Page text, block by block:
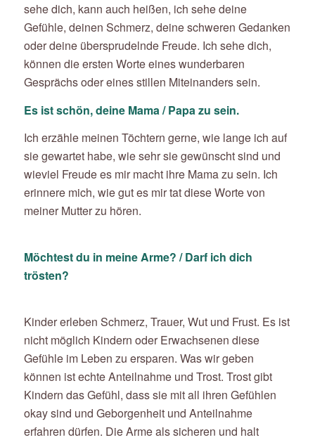
sehe dich, kann auch heißen, ich sehe deine
Gefühle, deinen Schmerz, deine schweren Gedanken
oder deine übersprudelnde Freude. Ich sehe dich,
können die ersten Worte eines wunderbaren
Gesprächs oder eines stillen Miteinanders sein.
Es ist schön, deine Mama / Papa zu sein.
Ich erzähle meinen Töchtern gerne, wie lange ich auf
sie gewartet habe, wie sehr sie gewünscht sind und
wieviel Freude es mir macht ihre Mama zu sein. Ich
erinnere mich, wie gut es mir tat diese Worte von
meiner Mutter zu hören.
Möchtest du in meine Arme? / Darf ich dich
trösten?
Kinder erleben Schmerz, Trauer, Wut und Frust. Es ist
nicht möglich Kindern oder Erwachsenen diese
Gefühle im Leben zu ersparen. Was wir geben
können ist echte Anteilnahme und Trost. Trost gibt
Kindern das Gefühl, dass sie mit all ihren Gefühlen
okay sind und Geborgenheit und Anteilnahme
erfahren dürfen. Die Arme als sicheren und halt